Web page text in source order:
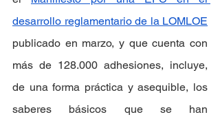
desarrollo reglamentario de la LOMLOE
publicado en marzo, y que cuenta con
más de 128.000 adhesiones, incluye,
de una forma práctica y asequible, los
saberes básicos que se han